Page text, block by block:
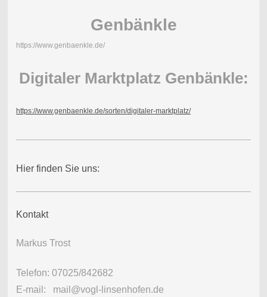
Genbänkle
https://www.genbaenkle.de/
Digitaler Marktplatz Genbänkle:
https://www.genbaenkle.de/sorten/digitaler-marktplatz/
Hier finden Sie uns:
Kontakt
Markus Trost
Telefon: 07025/842682
E-mail: mail@vogl-linsenhofen.de